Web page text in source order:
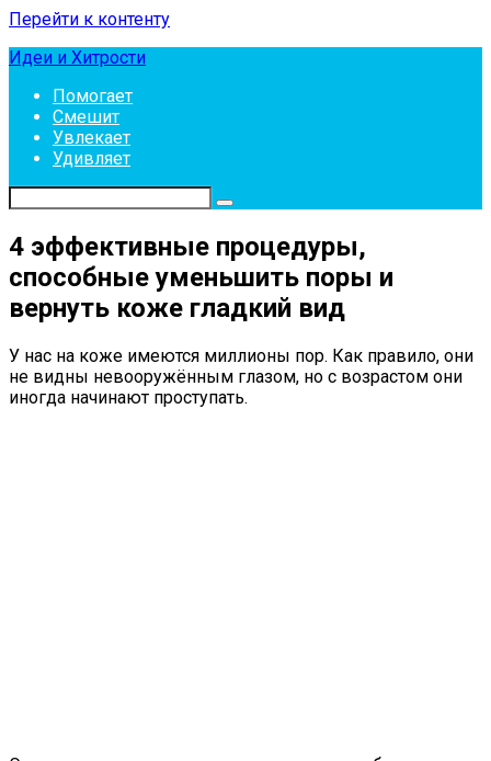
Перейти к контенту
Идеи и Хитрости
Помогает
Смешит
Увлекает
Удивляет
4 эффективные процедуры,
способные уменьшить поры и
вернуть коже гладкий вид
У нас на коже имеются миллионы пор. Как правило, они
не видны невооружённым глазом, но с возрастом они
иногда начинают проступать.